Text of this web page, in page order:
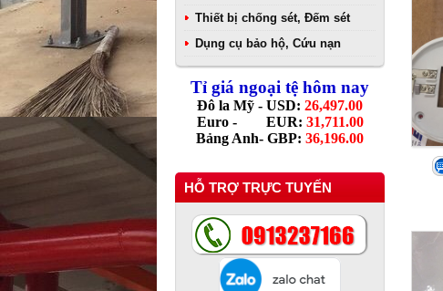
Thiết bị chống sét, Đếm sét
Dụng cụ bảo hộ, Cứu nạn
Tỉ giá ngoại tệ hôm nay
Đô la Mỹ - USD: 26,497.00
Euro - EUR: 31,711.00
Bảng Anh- GBP: 36,196.00
HỖ TRỢ TRỰC TUYẾN